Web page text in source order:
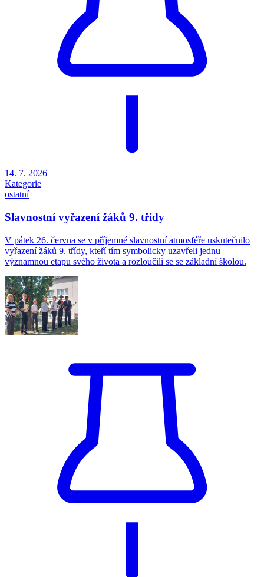
14. 7. 2026
Kategorie
ostatní
Slavnostní vyřazení žáků 9. třídy
V pátek 26. června se v příjemné slavnostní atmosféře uskutečnilo
vyřazení žáků 9. třídy, kteří tím symbolicky uzavřeli jednu
významnou etapu svého života a rozloučili se se základní školou.